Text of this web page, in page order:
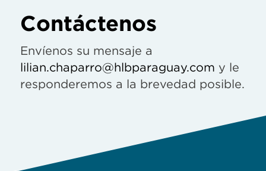
Contáctenos
Envíenos su mensaje a
lilian.chaparro@hlbparaguay.com y le
responderemos a la brevedad posible.